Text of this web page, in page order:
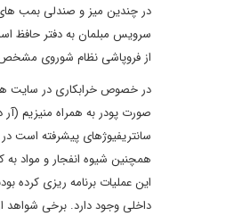
در چندین میز و صندلی بمب
سرویس مبلمان به دفتر حافظ
از فروپاشی نظام شوروی
در خصوص خرابکاری در سایت
صورت پودر به همراه منیزیم
این عملیات برنامه ریزی کرده
داخلی وجود دارد. برخی شواهد